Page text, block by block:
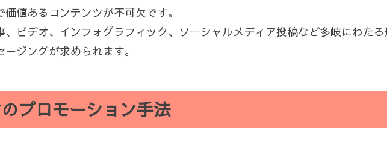
値あるコンテンツが不可欠です。
ビデオ、インフォグラフィック、ソーシャルメディア投稿など多岐にわたる
ジングが求められます。
プロモーション手法